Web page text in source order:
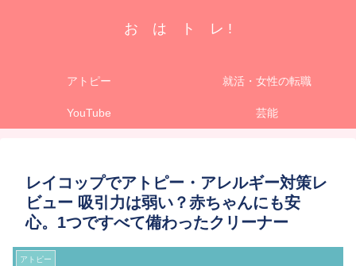
お は ト レ !
アトピー 就活・女性の転職
YouTube 芸能
レイコップでアトピー・アレルギー対策レ
ビュー 吸引力は弱い？赤ちゃんにも安
心。1つですべて備わったクリーナー
アトピー